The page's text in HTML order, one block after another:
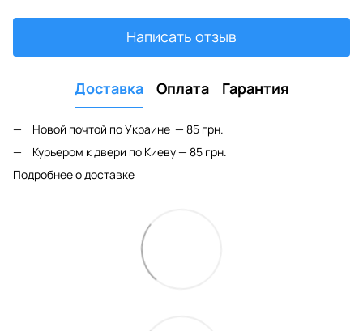
Написать отзыв
Доставка Оплата Гарантия
Новой почтой по Украине — 85 грн.
Курьером к двери по Киеву — 85 грн.
Подробнее о доставке